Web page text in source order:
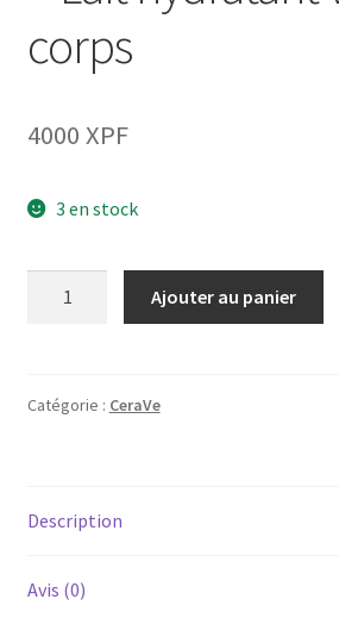
corps
4000 XPF
3 en stock
Lotion
visage
corps
Ajouter au panier
Catégorie : CeraVe
Description
Avis (0)